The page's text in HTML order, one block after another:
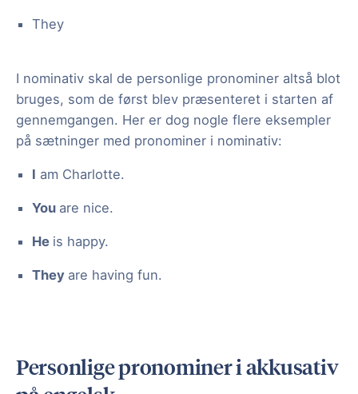
They
I nominativ skal de personlige pronominer altså blot
bruges, som de først blev præsenteret i starten af
gennemgangen. Her er dog nogle flere eksempler
på sætninger med pronominer i nominativ:
I am Charlotte.
You are nice.
He is happy.
They are having fun.
Personlige pronominer i akkusativ